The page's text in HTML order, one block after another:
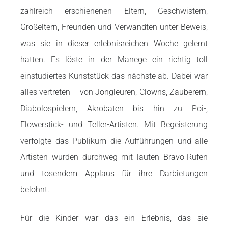
zahlreicherschienenen Eltern, Geschwistern,
Großeltern, Freunden und Verwandten unter Beweis,
was sie in dieser erlebnisreichen Woche gelernt
hatten. Es löste in der Manege ein richtig toll
einstudiertes Kunststück das nächste ab. Dabei war
allesvertreten – von Jongleuren, Clowns, Zauberern,
Diabolospielern, Akrobaten bis hinzu Poi-,
Flowerstick- und Teller-Artisten. Mit Begeisterung
verfolgte das Publikum die Aufführungen und alle
Artisten wurden durchweg mit lauten Bravo-Rufen
und tosendem Applaus für ihre Darbietungen
belohnt.
Für die Kinder war das ein Erlebnis, das sie